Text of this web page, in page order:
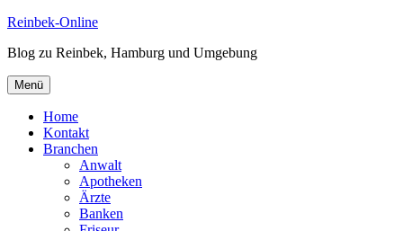
Zum
springen
Reinbek-Online
Blog zu Reinbek, Hamburg und Umgebung
Menü
Home
Kontakt
Branchen
Anwalt
Apotheken
Ärzte
Banken